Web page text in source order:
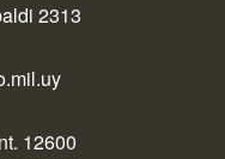
2313
12600